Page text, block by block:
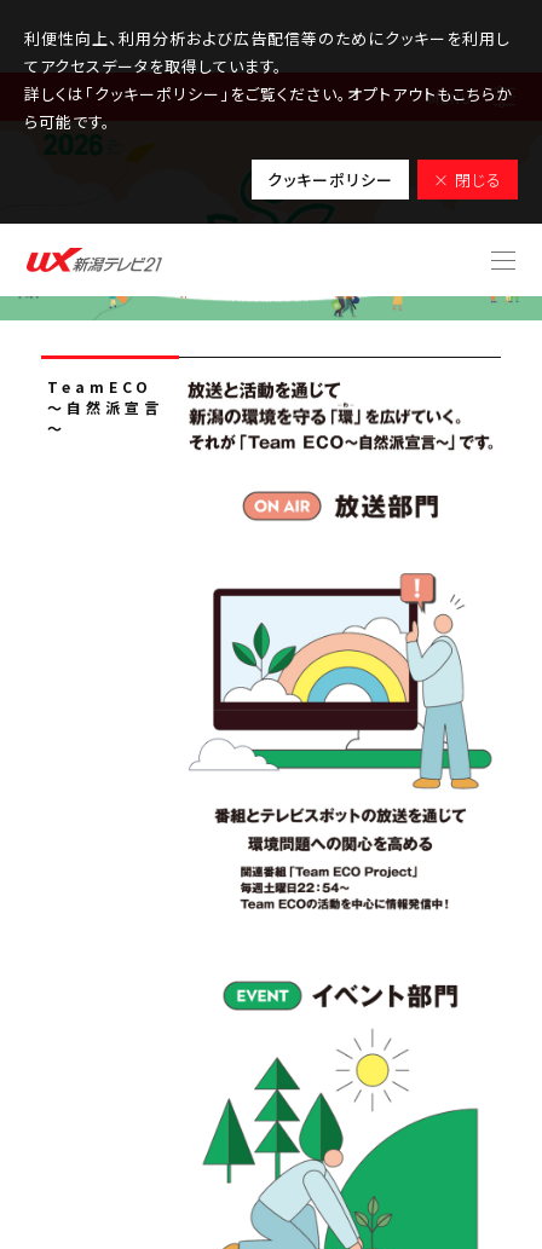
利便性向上、利用分析および広告配信等のためにクッキーを利用し
てアクセスデータを取得しています。
詳しくは「クッキーポリシー」をご覧ください。オプトアウトもこちらか
ら可能です。
クッキーポリシー × 閉じる
MENU
TeamECO
～自然派宣言
～